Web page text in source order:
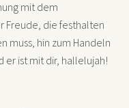
mit dem
Freude, die festhalten
muss, hin zum Handeln
er ist mit dir, hallelujah!